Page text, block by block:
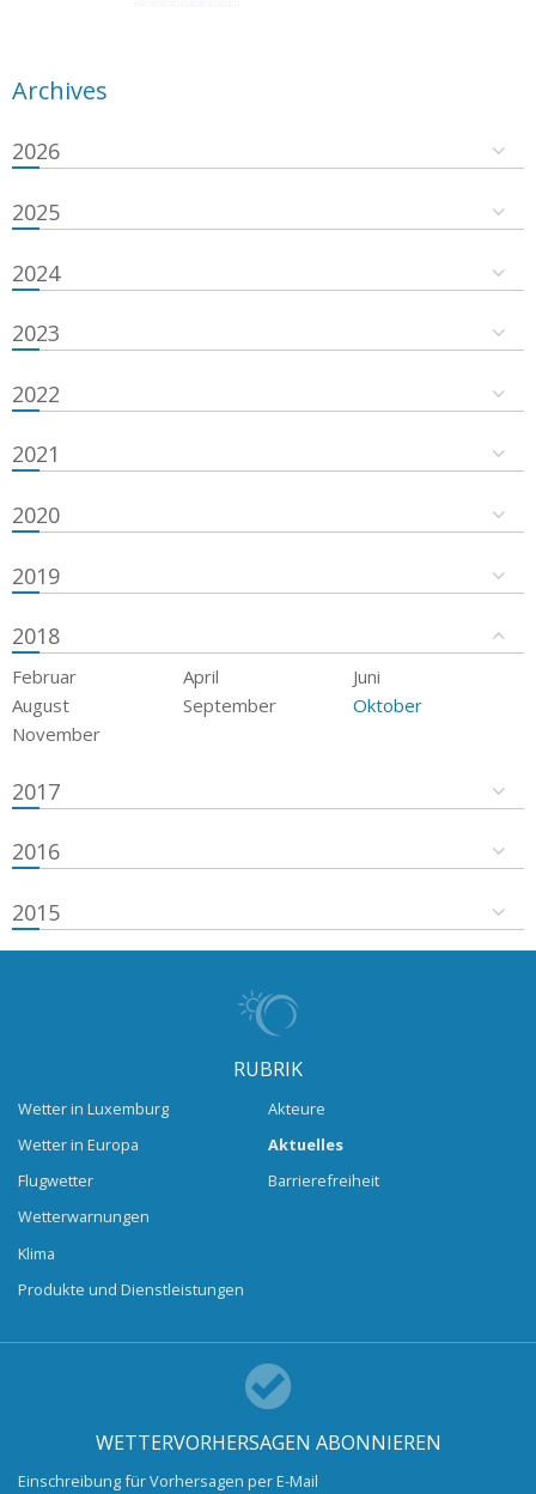
Archives
2026
2025
2024
2023
2022
2021
2020
2019
2018
Februar April
Juni
August
September
Oktober
November
2017
2016
2015
RUBRIK
Wetter in Luxemburg
Wetter in Europa
Flugwetter
Wetterwarnungen
Klima
Produkte und Dienstleistungen
Akteure
Aktuelles
Barrierefreiheit
WETTERVORHERSAGEN ABONNIEREN
Einschreibung für Vorhersagen per E-Mail